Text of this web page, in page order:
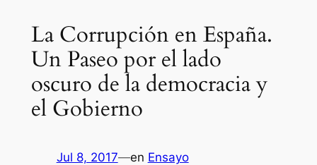
La Corrupción en España.
Un Paseo por el lado
oscuro de la democracia y
el Gobierno
Jul 8, 2017—en Ensayo